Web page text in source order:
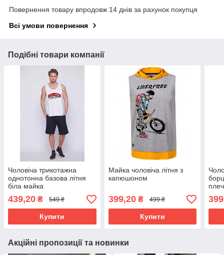
Повернення товару впродовж 14 днів за рахунок покупця
Всі умови повернення
Подібні товари компанії
Чоловіча трикотажна
однотонна базова літня
біла майка
439,20 ₴ 549 ₴
Купити
Майка чоловіча літня з
капюшоном
399,20₴ 499 ₴
Купити
Акційні пропозиції та новинки